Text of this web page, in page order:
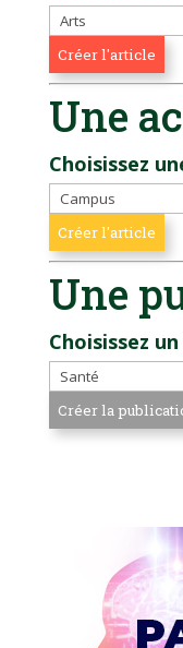
Une
Choisissez
Une
Choisissez